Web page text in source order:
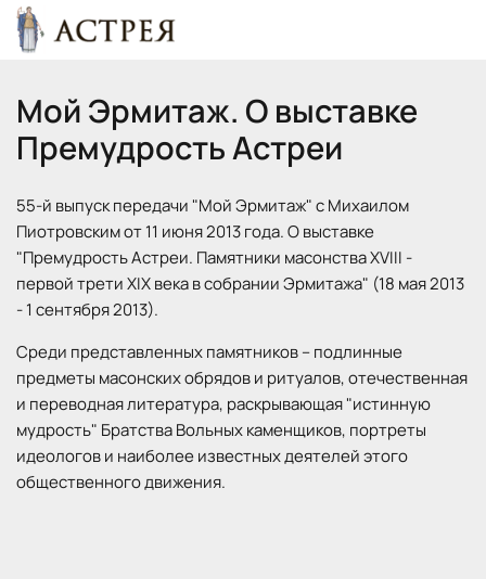
Мой Эрмитаж. О выставке
Премудрость Астреи
55-й выпуск передачи "Мой Эрмитаж" с Михаилом
Пиотровским от 11 июня 2013 года. О выставке
"Премудрость Астреи. Памятники масонства XVIII -
первой трети XIX века в собрании Эрмитажа" (18 мая 2013
- 1 сентября 2013).
Среди представленных памятников – подлинные
предметы масонских обрядов и ритуалов, отечественная
и переводная литература, раскрывающая "истинную
мудрость" Братства Вольных каменщиков, портреты
идеологов и наиболее известных деятелей этого
общественного движения.